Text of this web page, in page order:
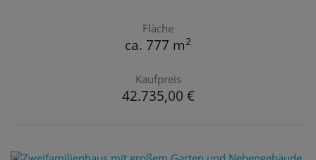
Fläche
ca. 777 m2
Kaufpreis
42.735,00 €